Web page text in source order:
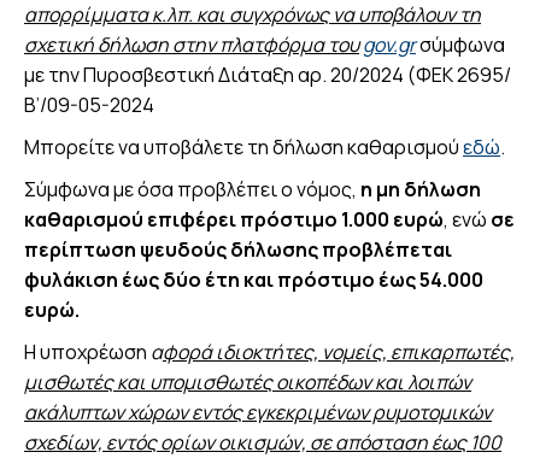
απορρίμματα κ.λπ. και συγχρόνως να υποβάλουν τη
σχετική δήλωση στην πλατφόρμα τουgov.grσύμφωνα
με την Πυροσβεστική Διάταξη αρ. 20/2024 (ΦΕΚ 2695/
Β’/09-05-2024
Μπορείτε να υποβάλετε τη δήλωση καθαρισμούεδώ.
Σύμφωνα με όσα προβλέπει ο νόμος, η μη δήλωση
καθαρισμού επιφέρει πρόστιμο 1.000 ευρώ, ενώ σε
περίπτωση ψευδούς δήλωσης προβλέπεται
φυλάκιση έως δύο έτη και πρόστιμο έως 54.000
ευρώ.
Η υποχρέωση αφορά ιδιοκτήτες, νομείς, επικαρπωτές,
μισθωτές και υπομισθωτές οικοπέδων και λοιπών
ακάλυπτων χώρων εντός εγκεκριμένων ρυμοτομικών
σχεδίων, εντός ορίων οικισμών, σε απόσταση έως 100